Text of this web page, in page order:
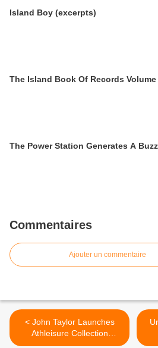
Island Boy (excerpts)
The Island Book Of Records Volume
The Power Station Generates A Buzz
Commentaires
Ajouter un commentaire
< John Taylor Launches
Athleisure Collection
Designed With Fans In